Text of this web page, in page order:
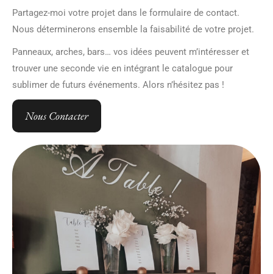
Partagez-moi votre projet dans le formulaire de contact.
Nous déterminerons ensemble la faisabilité de votre projet.
Panneaux, arches, bars… vos idées peuvent m’intéresser et
trouver une seconde vie en intégrant le catalogue pour
sublimer de futurs événements. Alors n’hésitez pas !
Nous Contacter